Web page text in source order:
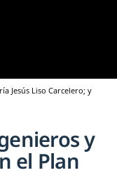
Jesús Liso Carcelero; y
y
el Plan